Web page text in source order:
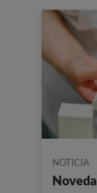
NOTICIA